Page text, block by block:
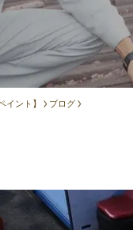
イント】 ブログ